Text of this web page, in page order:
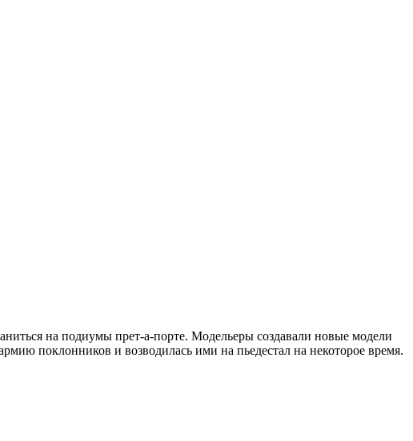
на подиумы прет-а-порте. Модельеры создавали новые модели
поклонников и возводилась ими на пьедестал на некоторое время.